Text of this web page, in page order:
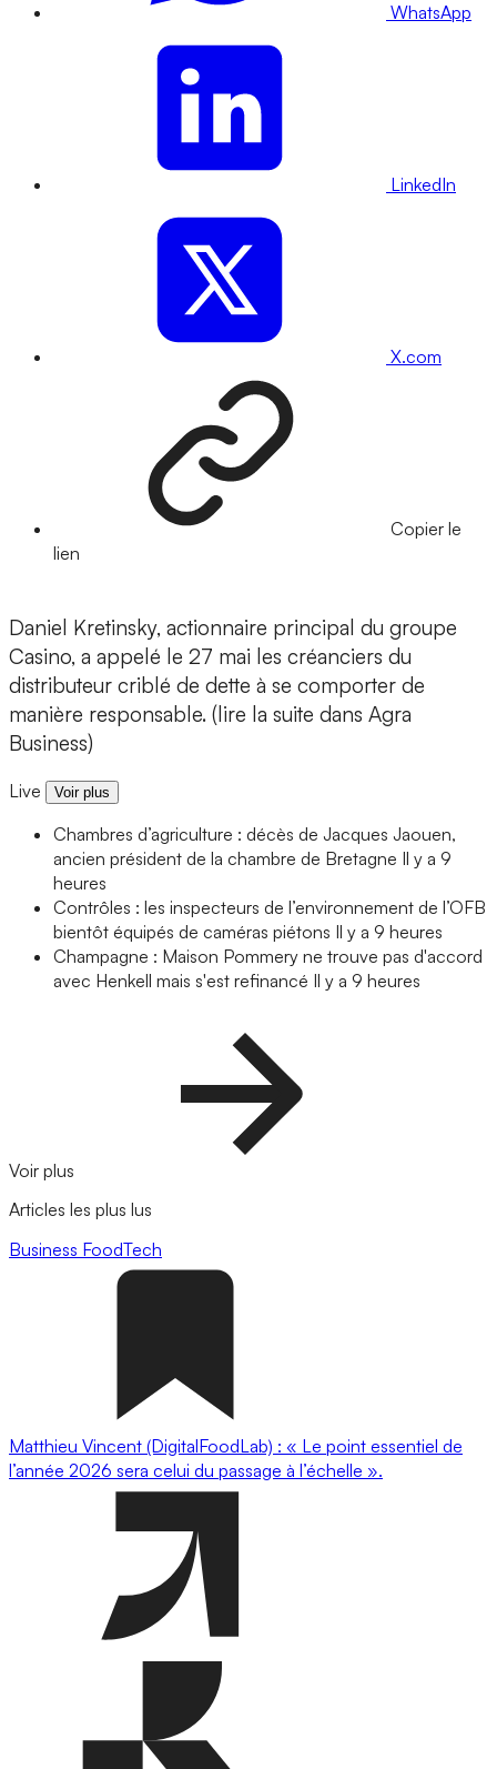
WhatsApp
LinkedIn
X.com
Copier le
lien
Daniel Kretinsky, actionnaire principal du groupe
Casino, a appelé le 27 mai les créanciers du
distributeur criblé de dette à se comporter de
manière responsable. (lire la suite dans Agra
Business)
Live Voir plus
Chambres d’agriculture : décès de Jacques Jaouen,
ancien président de la chambre de Bretagne Il y a 9
heures
Contrôles : les inspecteurs de l’environnement de l’OFB
bientôt équipés de caméras piétons Il y a 9 heures
Champagne : Maison Pommery ne trouve pas d'accord
avec Henkell mais s'est refinancé Il y a 9 heures
Voir plus
Articles les plus lus
Business FoodTech
Matthieu Vincent (DigitalFoodLab) : « Le point essentiel de
l’année 2026 sera celui du passage à l’échelle ».